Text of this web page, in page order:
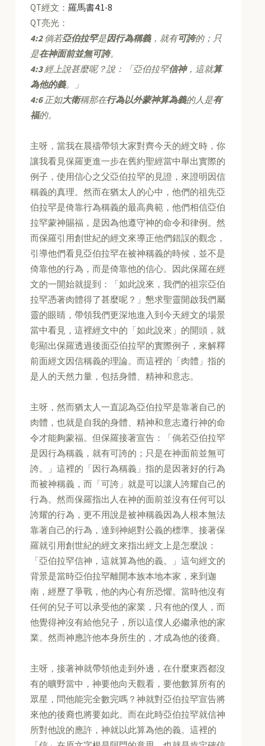
QT經文：羅馬書4:1-8
QT亮光：
4:2倘若亞伯拉罕是因行為稱義，就有可誇的；只
是在神面前並無可誇。
4:3經上說甚麼呢？說：「亞伯拉罕信神，這就算
為他的義。」
4:6正如大衛稱那在行為以外蒙神算為義的人是有
福的。
主呀，當我在晨禱帶領大家對齊今天的經文時，你
讓我看見保羅更進一步在舊約聖經當中舉出實際的
例子，使用信心之父亞伯拉罕的見證，來證明因信
稱義的真理。然而在猶太人的心中，他們的祖先亞
伯拉罕是倚靠行為稱義的最高典範，他們相信亞伯
拉罕蒙神賜福，是因為他遵守神的命令和律例。然
而保羅引用創世紀的經文來導正他們錯誤的觀念，
引導他們看見亞伯拉罕在被神稱義的時候，並不是
倚靠他的行為，而是倚靠他的信心。因此保羅在經
文的一開始就提到：「如此說來，我們的祖宗亞伯
拉罕憑著肉體得了甚麼呢？」懇求聖靈開啟我們屬
靈的眼睛，帶領我們更深地進入到今天經文的場景
當中看見，這裡經文中的「如此說來」的開頭，就
彰顯出保羅透過後面亞伯拉罕的實際例子，來解釋
前面經文因信稱義的理論。而這裡的「肉體」指的
是人的天然力量，包括身體、精神和意志。
主呀，然而猶太人一直認為亞伯拉罕是靠著自己的
肉體，也就是自我的身體、精神和意志遵行神的命
令才能夠蒙福。但保羅接著宣告：「倘若亞伯拉罕
是因行為稱義，就有可誇的；只是在神面前並無可
誇。」這裡的「因行為稱義」指的是因著好的行為
而被神稱義，而「可誇」就是可以讓人誇耀自己的
行為。然而保羅指出人在神的面前並沒有任何可以
誇耀的行為，更不用說是被神稱義因為人根本無法
靠著自己的行為，達到神絕對公義的標準。接著保
羅就引用創世紀的經文來指出經文上是怎麼說：
「亞伯拉罕信神，這就算為他的義。」這句經文的
背景是當時亞伯拉罕離開本族本地本家，來到迦
南，經歷了爭戰，他的內心有所恐懼。當時他沒有
任何的兒子可以承受他的家業，只有他的僕人，而
他覺得神沒有給他兒子，所以這僕人必繼承他的家
業。然而神應許他本身所生的，才成為他的後裔。
主呀，接著神就帶領他走到外邊，在什麼東西都沒
有的曠野當中，神要他向天觀看，要他數算所有的
眾星，問他能完全數完嗎？神就對亞伯拉罕宣告將
來他的後裔也將要如此。而在此時亞伯拉罕就信神
所對他說的應許，神就以此算為他的義。這裡的